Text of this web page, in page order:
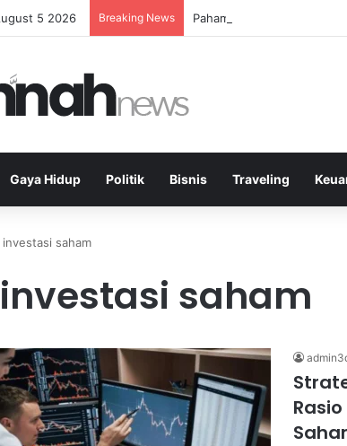
5 2026 Breaking News Pahami Indikator RSI
Gaya Hidup Politik Bisnis Traveling
saham
saham